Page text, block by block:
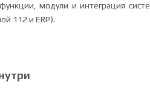
модули и интеграция
112 и ERP).